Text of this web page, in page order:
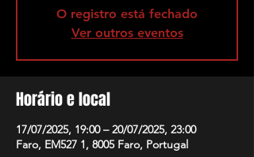
O registro está fechado
Ver outros eventos
Horário e local
17/07/2025, 19:00 – 20/07/2025, 23:00
Faro, EM527 1, 8005 Faro, Portugal